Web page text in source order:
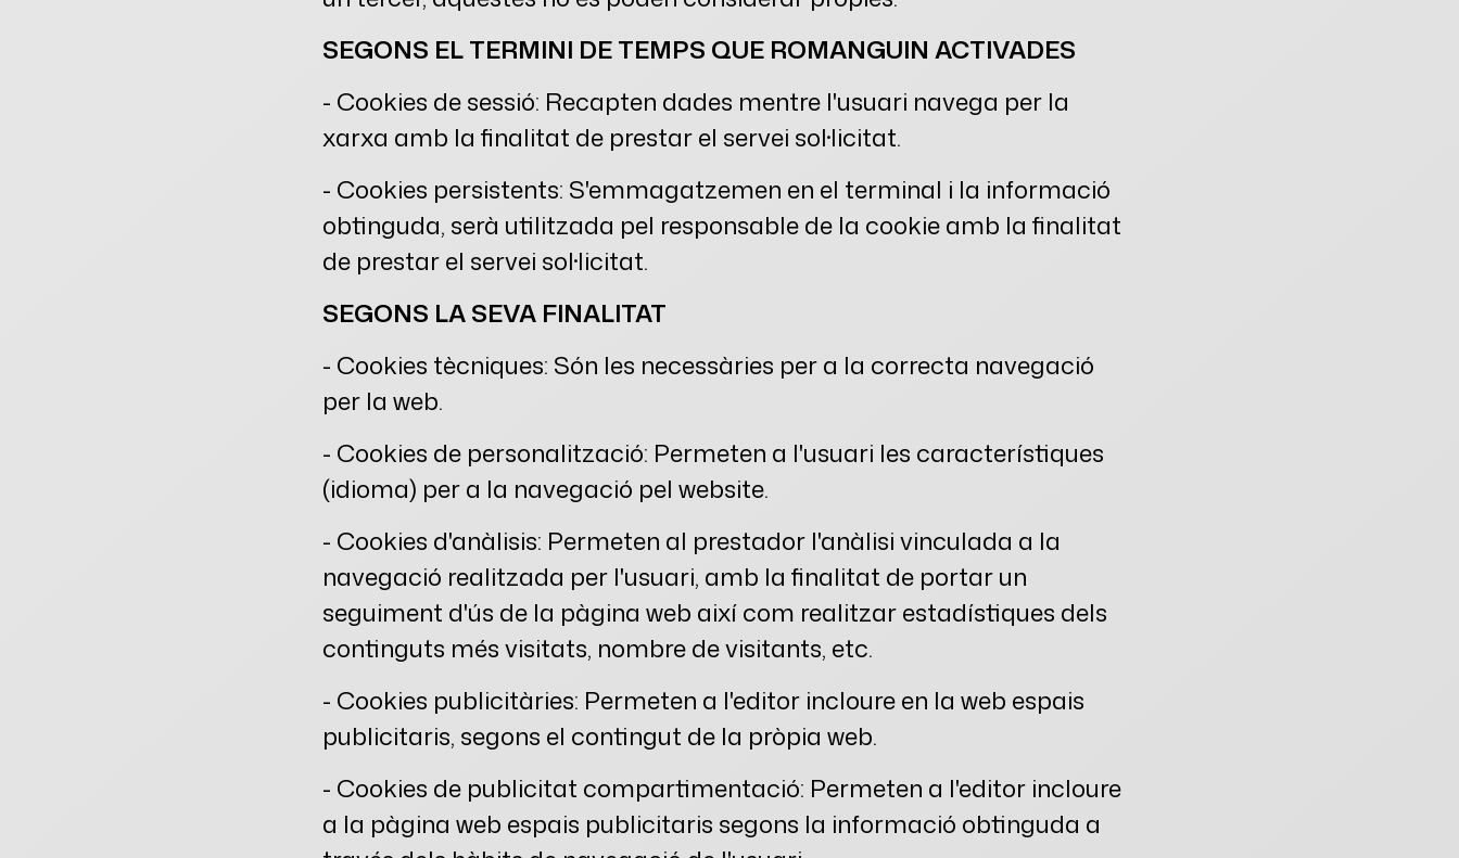
SEGONS EL TERMINI DE TEMPS QUE ROMANGUIN ACTIVADES
- Cookies de sessió: Recapten dades mentre l'usuari navega per la
xarxa amb la finalitat de prestar el servei sol·licitat.
- Cookies persistents: S'emmagatzemen en el terminal i la informació
obtinguda, serà utilitzada pel responsable de la cookie amb la finalitat
de prestar el servei sol·licitat.
SEGONS LA SEVA FINALITAT
- Cookies tècniques: Són les necessàries per a la correcta navegació
per la web.
- Cookies de personalització: Permeten a l'usuari les característiques
(idioma) per a la navegació pel website.
- Cookies d'anàlisis: Permeten al prestador l'anàlisi vinculada a la
navegació realitzada per l'usuari, amb la finalitat de portar un
seguiment d'ús de la pàgina web així com realitzar estadístiques dels
continguts més visitats, nombre de visitants, etc.
- Cookies publicitàries: Permeten a l'editor incloure en la web espais
publicitaris, segons el contingut de la pròpia web.
- Cookies de publicitat compartimentació: Permeten a l'editor incloure
a la pàgina web espais publicitaris segons la informació obtinguda a